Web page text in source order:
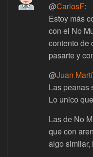
@CarlosF:
Estoy más
con el No
contento de
pasarte y
@Juan
Las peanas
Lo unico
Las de No
que con
algo similar,